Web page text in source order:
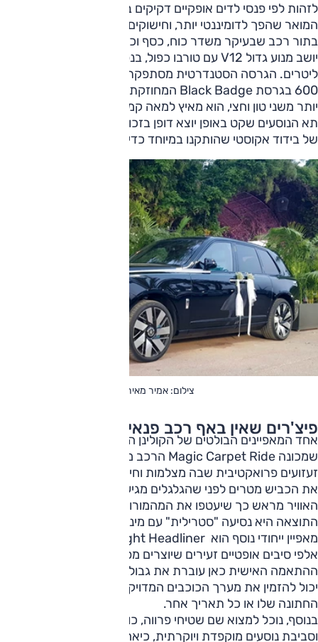
לזהות לפי פנסי לדים אופקיים דקיקים בחזית, גריל ה"פנתאון"
המואר שהפך לדומיננטי יותר, וחישוקים בעיצוב אווירודינמי חדש.
בתור רכב שבעיקר משדר כוח, כסף וכבוד, תחת מכסה המנוע
יושב מנוע גדול V12 עם טורבו כפול, בנפח של כמעט שבעה
600 בגרסת Black Badge המחוזקת. למרות שהרכב שוקל
יותר משני טון וחצי, הוא מאיץ למאה קמ"ש בכחמש שניות בלבד.
תא הנוסעים שקט באופן יוצא דופן בזכות עשרות קילוגרמים רבים
של בידוד אקוסטי שהותקנו במיוחד כדי לחסום רעשי כביש.
צילום: אמיר מאירי
פיצ'רים שאין באף רכב פנאי אחר על הכביש
אחד המאפיינים הבולטים של הקולינן היא מערכת המתלים
שמכונה Magic Carpet Ride הרכב מצויד במערכת בקרת
זעזועים פרואקטיבית שבה מצלמות וחיישני ראייה קדמית סורקים
את הכביש מטרים לפני שהגלגלים מגיעים אליו ומכוונים את מתלי
האוויר מראש כך שיעטפו את המהמורות, מכסי הביוב והבליטות.
התוצאה היא נסיעה "סטרילית" עם מינימום רעש וטלטולים.
אלפי סיבים אופטיים זעירים שיוצרים מפת שמיים זרועי כוכבים.
ההתאמה האישית כאן עוברת את גבולות ההיגיון, כיוון שהלקוח
יכול להזמין את מערך הכוכבים המדויק ליום הלידה שלו, יום
החתונה שלו או כל תאריך אחר.
בנוסף, נוכל למצוא שם שטיחי פרווה, כוסות קריסטל ממותגות
וסביבת נוסעים מוקפדת ויוקרתית, כיאה למותג היוקרה המפורסם